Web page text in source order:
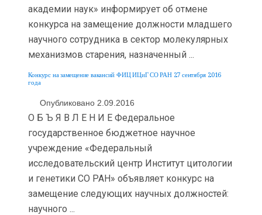
академии наук» информирует об отмене
конкурса на замещение должности младшего
научного сотрудника в сектор молекулярных
механизмов старения, назначенный ...
Конкурс на замещение вакансий ФИЦ ИЦиГ СО РАН 27 сентября 2016
года
Опубликовано 2.09.2016
О Б Ъ Я В Л Е Н И Е Федеральное
государственное бюджетное научное
учреждение «Федеральный
исследовательский центр Институт цитологии
и генетики СО РАН» объявляет конкурс на
замещение следующих научных должностей:
научного ...